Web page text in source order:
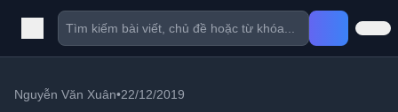
Nguyễn Văn Xuân•22/12/2019